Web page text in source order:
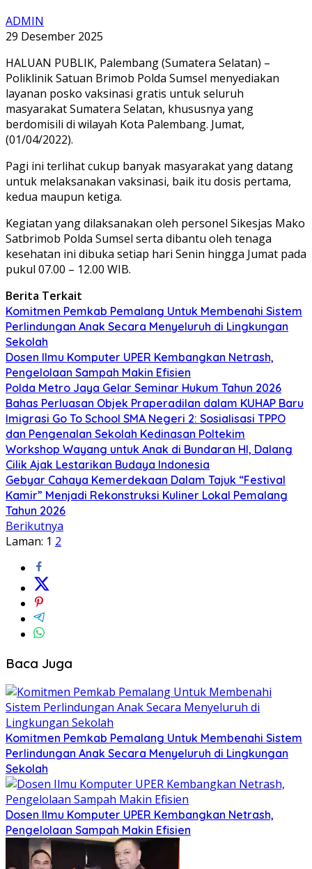
ADMIN
29 Desember 2025
HALUAN PUBLIK, Palembang (Sumatera Selatan) –
Poliklinik Satuan Brimob Polda Sumsel menyediakan
layanan posko vaksinasi gratis untuk seluruh
masyarakat Sumatera Selatan, khususnya yang
berdomisili di wilayah Kota Palembang. Jumat,
(01/04/2022).
Pagi ini terlihat cukup banyak masyarakat yang datang
untuk melaksanakan vaksinasi, baik itu dosis pertama,
kedua maupun ketiga.
Kegiatan yang dilaksanakan oleh personel Sikesjas Mako
Satbrimob Polda Sumsel serta dibantu oleh tenaga
kesehatan ini dibuka setiap hari Senin hingga Jumat pada
pukul 07.00 – 12.00 WIB.
Berita Terkait
Komitmen Pemkab Pemalang Untuk Membenahi Sistem
Perlindungan Anak Secara Menyeluruh di Lingkungan
Sekolah
Dosen Ilmu Komputer UPER Kembangkan Netrash,
Pengelolaan Sampah Makin Efisien
Polda Metro Jaya Gelar Seminar Hukum Tahun 2026
Bahas Perluasan Objek Praperadilan dalam KUHAP Baru
Imigrasi Go To School SMA Negeri 2: Sosialisasi TPPO
dan Pengenalan Sekolah Kedinasan Poltekim
Workshop Wayang untuk Anak di Bundaran HI, Dalang
Cilik Ajak Lestarikan Budaya Indonesia
Gebyar Cahaya Kemerdekaan Dalam Tajuk “Festival
Kamir” Menjadi Rekonstruksi Kuliner Lokal Pemalang
Tahun 2026
Berikutnya
Laman: 1 2
Baca Juga
Komitmen Pemkab Pemalang Untuk Membenahi Sistem
Perlindungan Anak Secara Menyeluruh di Lingkungan
Sekolah
Dosen Ilmu Komputer UPER Kembangkan Netrash,
Pengelolaan Sampah Makin Efisien